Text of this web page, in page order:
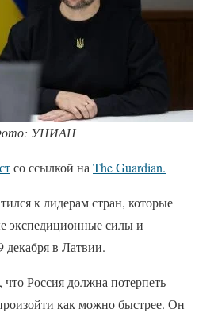
Фото: УНИАН
со ссылкой на The Guardian.
к лидерам стран, которые
экспедиционные силы и
декабря в Латвии.
Россия должна потерпеть
как можно быстрее. Он